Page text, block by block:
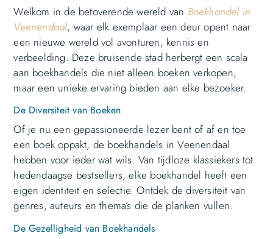
Welkom in de betoverende wereld van Boekhandel in
Veenendaal, waar elk exemplaar een deur opent naar
een nieuwe wereld vol avonturen, kennis en
verbeelding. Deze bruisende stad herbergt een scala
aan boekhandels die niet alleen boeken verkopen,
maar een unieke ervaring bieden aan elke bezoeker.
De Diversiteit van Boeken
Of je nu een gepassioneerde lezer bent of af en toe
een boek oppakt, de boekhandels in Veenendaal
hebben voor ieder wat wils. Van tijdloze klassiekers tot
hedendaagse bestsellers, elke boekhandel heeft een
eigen identiteit en selectie. Ontdek de diversiteit van
genres, auteurs en thema’s die de planken vullen.
De Gezelligheid van Boekhandels